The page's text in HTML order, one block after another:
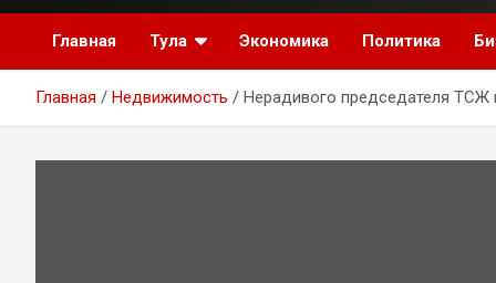
Главная Тула Экономика Политика
Главная Недвижимость Нерадивого председателя ТСЖ